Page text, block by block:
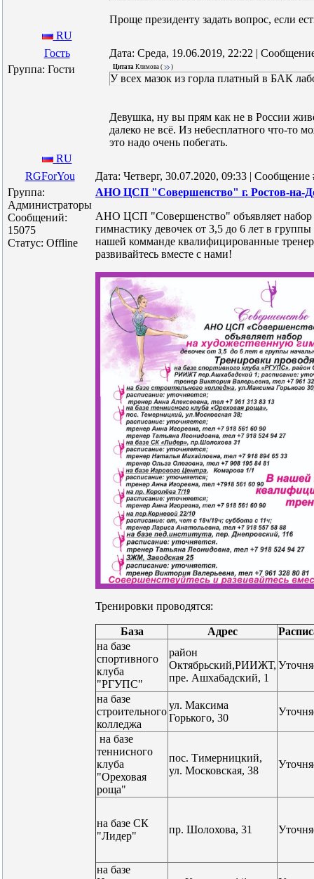
Проще президенту задать вопрос, если
RU
Гость
Дата: Среда, 19.06.2019, 22:22 |
Группа: Гости
Цитата Климова ( )
У всех мазок из горла платный в БАК
Девушка, ну вы прям как не в России
далеко не всё. Из небесплатного что-то
это надо очень побегать.
RU
RGForYou
Дата: Четверг, 30.07.2020, 09:33 |
Группа:
Администраторы
Сообщений:
15075
Статус: Offline
АНО ЦСП "Совершенство" г. Ростов-на-
АНО ЦСП "Совершенство" объявляет набор
гимнастику девочек от 3,5 до 6 лет в
нашей комманде квалифицированные
развивайтесь вместе с нами!
Тренировки проводятся:
База Адрес
на базе
спортивного
клуба
"РГУПС"
район
Октябрьский,РИИЖТ,
пре. Ашхабадский, 1
на базе
строительного
колледжа
ул. Максима
Горького, 30
на базе
теннисного
клуба
"Ореховая
роща"
пос. Тимерницкий,
ул. Московская, 38
на базе СК
"Лидер"
пр. Шолохова, 31
на базе